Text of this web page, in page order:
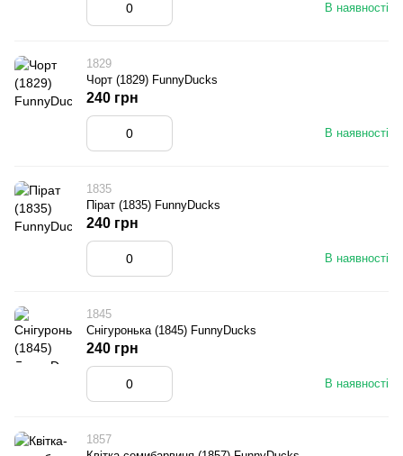
В наявності
1829
Чорт (1829) FunnyDucks
В наявності
240 грн
1835
Пірат (1835) FunnyDucks
В наявності
240 грн
1845
Снігуронька (1845) FunnyDucks
В наявності
240 грн
1857